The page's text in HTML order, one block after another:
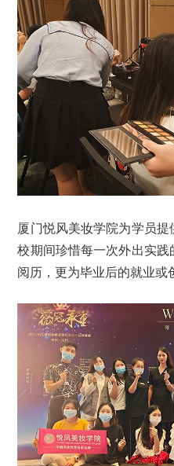
厦门悦风美妆学院为学员
校期间珍惜每一次外出实践
阅历，更为毕业后的就业或